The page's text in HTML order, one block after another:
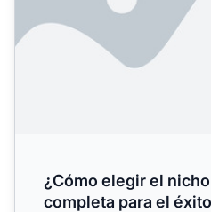
¿Cómo elegir el
completa para el